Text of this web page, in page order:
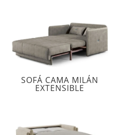
SOFÁ CAMA MILÁN
EXTENSIBLE